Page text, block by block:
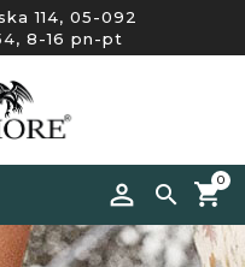
114, 05-092
, 8-16 pn-pt

0